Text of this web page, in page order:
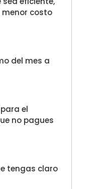
costo
del mes a
el
no pagues
tengas claro